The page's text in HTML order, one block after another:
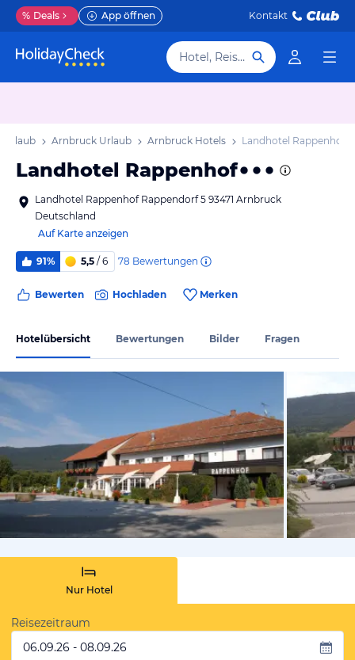
% Deals App öffnen Kontakt
Hotel, Reiseziel
Urlaub Arnbruck Urlaub Arnbruck Hotels Landhotel Rappenhof
Landhotel Rappenhof
Landhotel Rappenhof Rappendorf 5 93471 Arnbruck
Deutschland
Auf Karte anzeigen
91% 5,5 / 6 78 Bewertungen
Bewerten Hochladen Merken
Hotelübersicht Bewertungen Bilder Fragen
vom
Nur Hotel
Reisezeitraum
06.09.26 - 08.09.26